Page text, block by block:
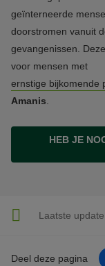
geïnterneerde
doorstromen vanuit
gevangenissen.
voor mensen met
ernstige bijkomende
Amanis
HEB JE
Laatste
Deel deze pagina